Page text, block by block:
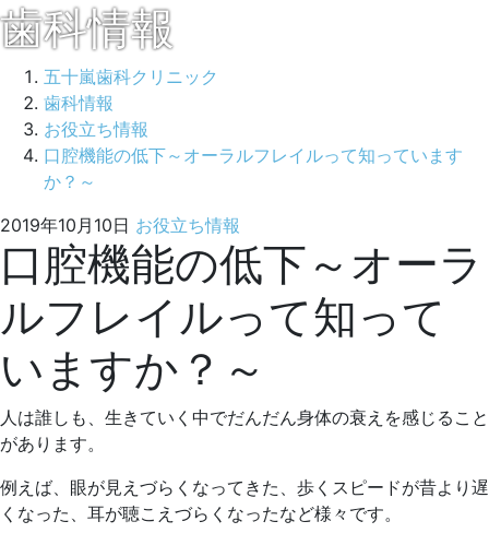
歯科情報
五十嵐歯科クリニック
歯科情報
お役立ち情報
口腔機能の低下～オーラルフレイルって知っています
か？～
2019年10月10日 お役立ち情報
年
2
25
十
嵐
科
リ
ニ
口腔機能の低下～オーラ
ルフレイルって知って
いますか？～
人は誰しも、生きていく中でだんだん身体の衰えを感じること
があります。
例えば、眼が見えづらくなってきた、歩くスピードが昔より遅
くなった、耳が聴こえづらくなったなど様々です。